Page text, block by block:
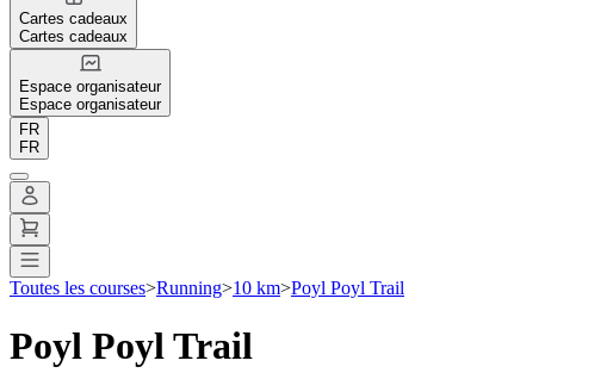
Cartes cadeaux
Cartes cadeaux
Espace organisateur
Espace organisateur
FR
FR
Toutes les courses>Running>10 km>Poyl Poyl Trail
Poyl Poyl Trail